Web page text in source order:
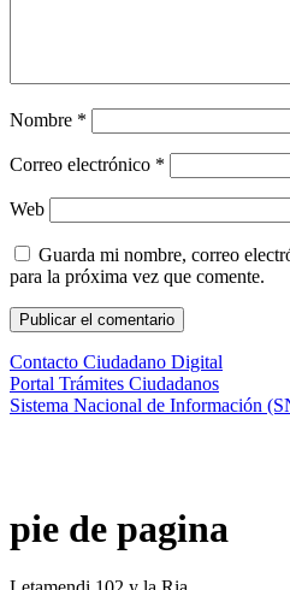
Nombre *
Correo electrónico *
Web
Guarda mi nombre, correo
para la próxima vez que comente.
Contacto Ciudadano Digital
Portal Trámites Ciudadanos
Sistema Nacional de Información
pie de pagina